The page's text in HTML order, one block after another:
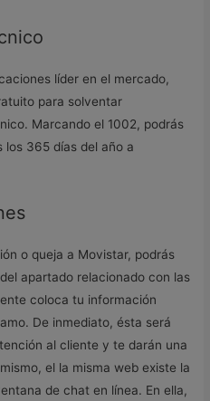
líder en el mercado,
para solventar
Marcando el 1002, podrás
los 365 días del año a
o queja a Movistar, podrás
apartado relacionado con las
coloca tu información
De inmediato, ésta será
al cliente y te darán una
el la misma web existe la
de chat en línea. En ella,